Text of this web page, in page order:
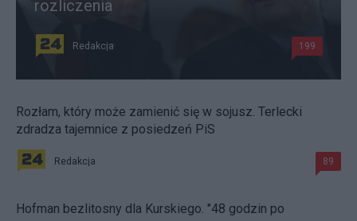
rozliczenia
Redakcja 199
Rozłam, który może zamienić się w sojusz. Terlecki
zdradza tajemnice z posiedzeń PiS
Redakcja 89
Hofman bezlitosny dla Kurskiego. "48 godzin po